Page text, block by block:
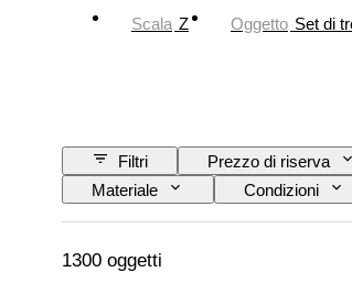
Scala Z Oggetto Set di
Filtri Prezzo di riserva
Materiale
Condizioni
Alimentazione
Impresa
1300 oggetti